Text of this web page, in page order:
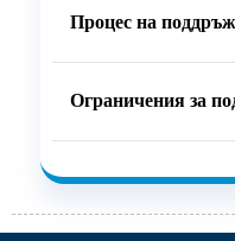
Процес на
Ограничения за